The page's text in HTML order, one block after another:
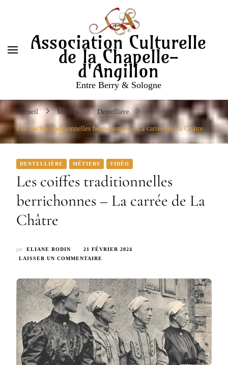
Association Culturelle
de la Chapelle-
d'Angillon
Entre Berry & Sologne
Accueil Métiers Dentellière
Les coiffes traditionnelles berrichonnes – La carrée de La Châtre
DENTELLIÈRE MÉTIERS VIDÉO
Les coiffes traditionnelles
berrichonnes – La carrée de La
Châtre
par ELIANE BODIN
21 FÉVRIER 2024
LAISSER UN COMMENTAIRE
TRADITIONNELLES
BERRICHONNES
–
LA
CARRÉE
DE
LA
CHÂTRE